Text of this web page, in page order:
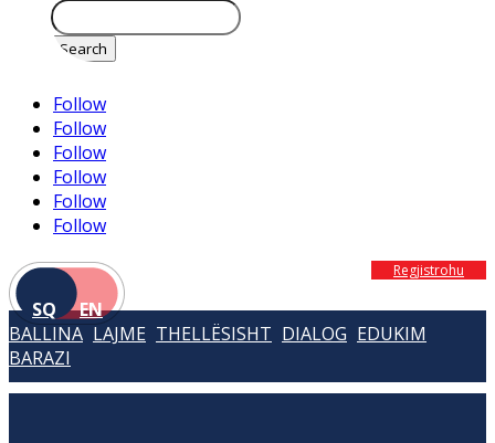
Follow
Follow
Follow
Follow
Follow
Follow
SQ EN
Regjistrohu
BALLINA LAJME THELLËSISHT DIALOG EDUKIM
BARAZI